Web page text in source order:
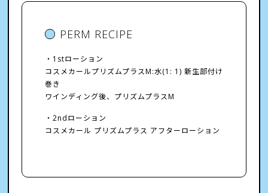
PERM RECIPE
・1stローション
コスメカールプリズムプラスM:水(1: 1) 新生部付け
巻き
ワインディング後、プリズムプラスM
・2ndローション
コスメカール プリズムプラス アフターローション